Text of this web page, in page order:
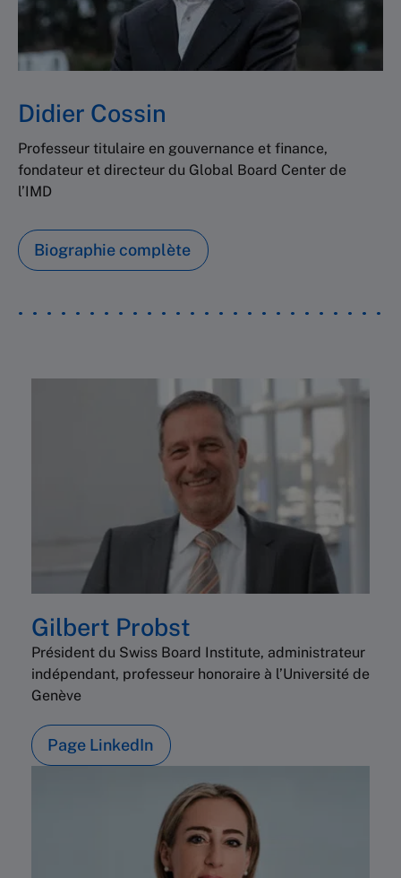
Didier Cossin
Professeur titulaire en gouvernance et finance,
fondateur et directeur du Global Board Center de
l’IMD
Biographie complète
Gilbert Probst
Président du Swiss Board Institute, administrateur
indépendant, professeur honoraire à l’Université de
Genève
Page LinkedIn